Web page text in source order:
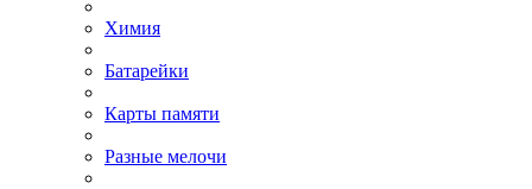
Химия
Батарейки
Карты памяти
Разные мелочи